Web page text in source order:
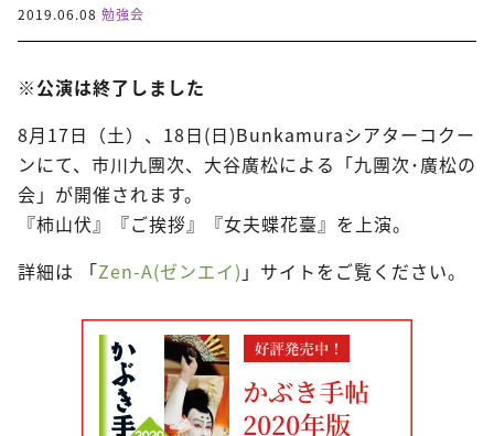
2019.06.08 勉強会
※公演は終了しました
8月17日（土）、18日(日)Bunkamuraシアターコクー
ンにて、市川九團次、大谷廣松による「九團次･廣松の
会」が開催されます。
『柿山伏』『ご挨拶』『女夫蝶花臺』を上演。
詳細は 「Zen-A(ゼンエイ) 」サイトをご覧ください。